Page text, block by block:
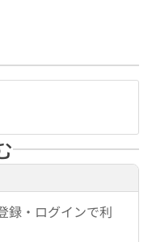
録・ログインで利